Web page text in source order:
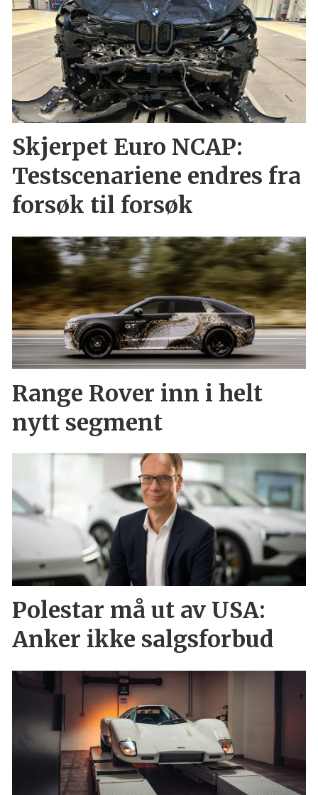
Skjerpet Euro NCAP:
Testscenariene endres fra
forsøk til forsøk
Range Rover inn i helt
nytt segment
Polestar må ut av USA:
Anker ikke salgsforbud